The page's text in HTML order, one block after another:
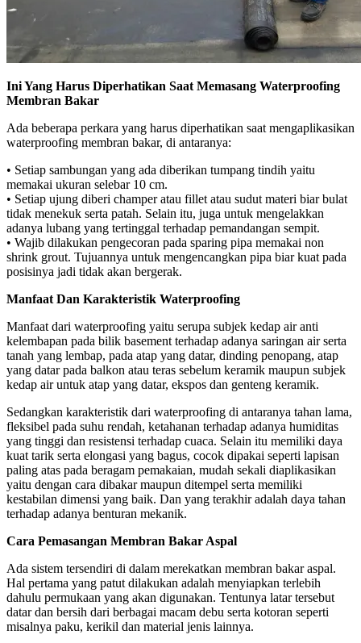
Ini Yang Harus Diperhatikan Saat Memasang Waterproofing
Membran Bakar
Ada beberapa perkara yang harus diperhatikan saat mengaplikasikan
waterproofing membran bakar, di antaranya:
• Setiap sambungan yang ada diberikan tumpang tindih yaitu
memakai ukuran selebar 10 cm.
• Setiap ujung diberi champer atau fillet atau sudut materi biar bulat
tidak menekuk serta patah. Selain itu, juga untuk mengelakkan
adanya lubang yang tertinggal terhadap pemandangan sempit.
• Wajib dilakukan pengecoran pada sparing pipa memakai non
shrink grout. Tujuannya untuk mengencangkan pipa biar kuat pada
posisinya jadi tidak akan bergerak.
Manfaat Dan Karakteristik Waterproofing
Manfaat dari waterproofing yaitu serupa subjek kedap air anti
kelembapan pada bilik basement terhadap adanya saringan air serta
tanah yang lembap, pada atap yang datar, dinding penopang, atap
yang datar pada balkon atau teras sebelum keramik maupun subjek
kedap air untuk atap yang datar, ekspos dan genteng keramik.
Sedangkan karakteristik dari waterproofing di antaranya tahan lama,
fleksibel pada suhu rendah, ketahanan terhadap adanya humiditas
yang tinggi dan resistensi terhadap cuaca. Selain itu memiliki daya
kuat tarik serta elongasi yang bagus, cocok dipakai seperti lapisan
paling atas pada beragam pemakaian, mudah sekali diaplikasikan
yaitu dengan cara dibakar maupun ditempel serta memiliki
kestabilan dimensi yang baik. Dan yang terakhir adalah daya tahan
terhadap adanya benturan mekanik.
Cara Pemasangan Membran Bakar Aspal
Ada sistem tersendiri di dalam merekatkan membran bakar aspal.
Hal pertama yang patut dilakukan adalah menyiapkan terlebih
dahulu permukaan yang akan digunakan. Tentunya latar tersebut
datar dan bersih dari berbagai macam debu serta kotoran seperti
misalnya paku, kerikil dan material jenis lainnya.